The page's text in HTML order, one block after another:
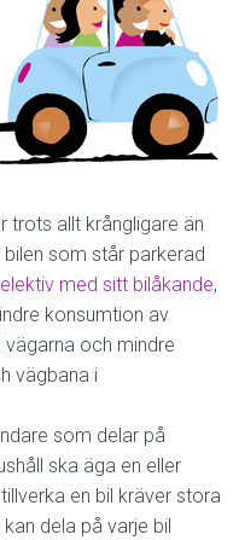
trots allt krångligare än
som står parkerad
med sitt bilåkande,
konsumtion av
och mindre
vägbana i
som delar på
ska äga en eller
en bil kräver stora
dela på varje bil